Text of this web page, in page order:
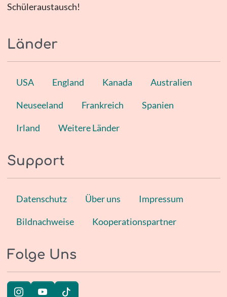
Schüleraustausch!
Länder
USA England Kanada Australien
Neuseeland Frankreich Spanien
Irland Weitere Länder
Support
Datenschutz Über uns Impressum
Bildnachweise Kooperationspartner
Folge Uns